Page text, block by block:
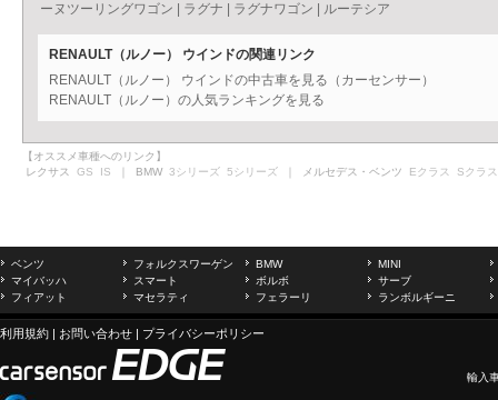
ーヌツーリングワゴン
ラグナ ラグナワゴン ルーテシア
RENAULT（ルノー） ウインドの関連リンク
RENAULT（ルノー） ウインドの中古車を見る（カーセンサー）
RENAULT（ルノー）の人気ランキングを見る
【オススメ車種へのリンク】
レクサス GS IS ｜ BMW 3シリーズ 5シリーズ ｜ メルセデス・ベンツ Eクラス Sクラス
ベンツ フォルクスワーゲン BMW
MINI
マイバッハ
スマート ボルボ
サーブ
フィアット
マセラティ フェラーリ ランボルギーニ
利用規約 | お問い合わせ | プライバシーポリシー
輸入